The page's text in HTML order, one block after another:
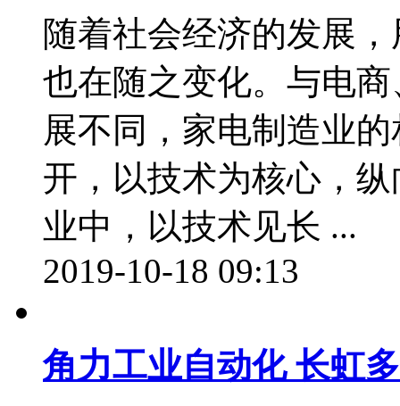
随着社会经济的发展
也在随之变化。与电
展不同，家电制造业
开，以技术为核心，
业中，以技术见长 ...
2019-10-18 09:13
角力工业自动化 长虹